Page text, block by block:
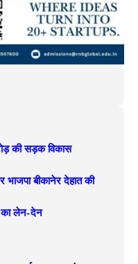
की सड़क विकास
बीकानेर देहात की
का लेन-देन